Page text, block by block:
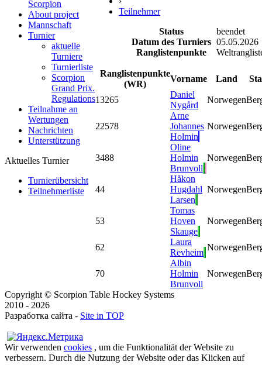
Scorpion
About project
Mannschaft
Turnier
aktuelle
Turniere
Turnierliste
Scorpion
Grand Prix.
Regulations
Teilnahme an
Wertungen
Nachrichten
Unterstützung
Aktuelles Turnier
Turnierübersicht
Teilnehmerliste
Teilnehmer
Status
beendet
Datum des Turniers 05.05.2026
Ranglistenpunkte
Ranglistenpunkte
(WR)
Vorname Land
13265
Daniel
Nygård
Norwegen
22578
Arne
Johannes
Holmin
Norwegen
3488
Oline
Holmin
Brunvoll
Norwegen
44
Håkon
Hugdahl
Larsen
Norwegen
53
Tomas
Hoven
Skauge
Norwegen
62
Laura
Revheim
Norwegen
70
Albin
Holmin
Brunvoll
Norwegen
Copyright © Scorpion Table Hockey Systems
2010 - 2026
Разработка сайта - Site in TOP
Wir verwenden cookies , um die Funktionalität der Website zu
verbessern. Durch die Nutzung der Website oder das Klicken auf